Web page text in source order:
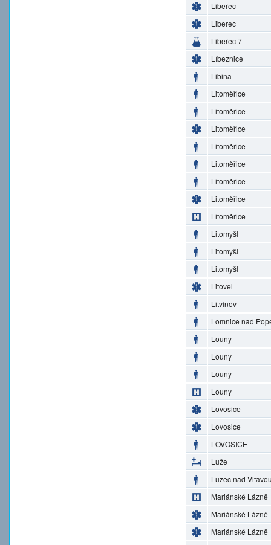
Liberec
Liberec
Liberec 7
Líbeznice
Libina
Litoměřice
Litoměřice
Litoměřice
Litoměřice
Litoměřice
Litoměřice
Litoměřice
Litoměřice
Litomyšl
Litomyšl
Litomyšl
Litovel
Litvínov
Lomnice nad
Louny
Louny
Louny
Louny
Lovosice
Lovosice
LOVOSICE
Luže
Lužec nad
Mariánské Lázně
Mariánské Lázně
Mariánské Lázně